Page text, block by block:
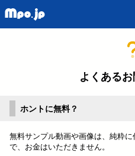
よくある
ホントに無料？
無料サンプル動画や画像は、純粋
で、お金はいただきません。